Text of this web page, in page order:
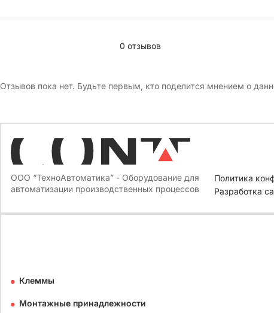
0 отзывов
Отзывов пока нет. Будьте первым, кто поделится мнением о
ООО “ТехноАвтоматика” - Оборудование для
автоматизации производственных процессов
Политика
Разработка
Клеммы
Монтажные принадлежности